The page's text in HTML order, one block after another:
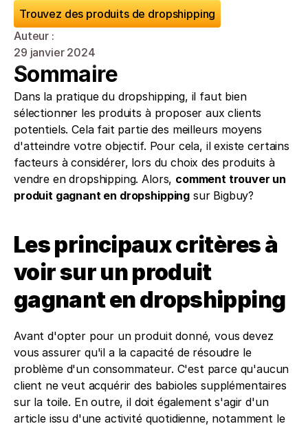
Trouvez des produits de dropshipping
Auteur :
29 janvier 2024
Sommaire
Dans la pratique du dropshipping, il faut bien
sélectionner les produits à proposer aux clients
potentiels. Cela fait partie des meilleurs moyens
d'atteindre votre objectif. Pour cela, il existe certains
facteurs à considérer, lors du choix des produits à
vendre en dropshipping. Alors, comment trouver un
produit gagnant en dropshipping sur Bigbuy?
Les principaux critères à
voir sur un produit
gagnant en dropshipping
Avant d'opter pour un produit donné, vous devez
vous assurer qu'il a la capacité de résoudre le
problème d'un consommateur. C'est parce qu'aucun
client ne veut acquérir des babioles supplémentaires
sur la toile. En outre, il doit également s'agir d'un
article issu d'une activité quotidienne, notamment le